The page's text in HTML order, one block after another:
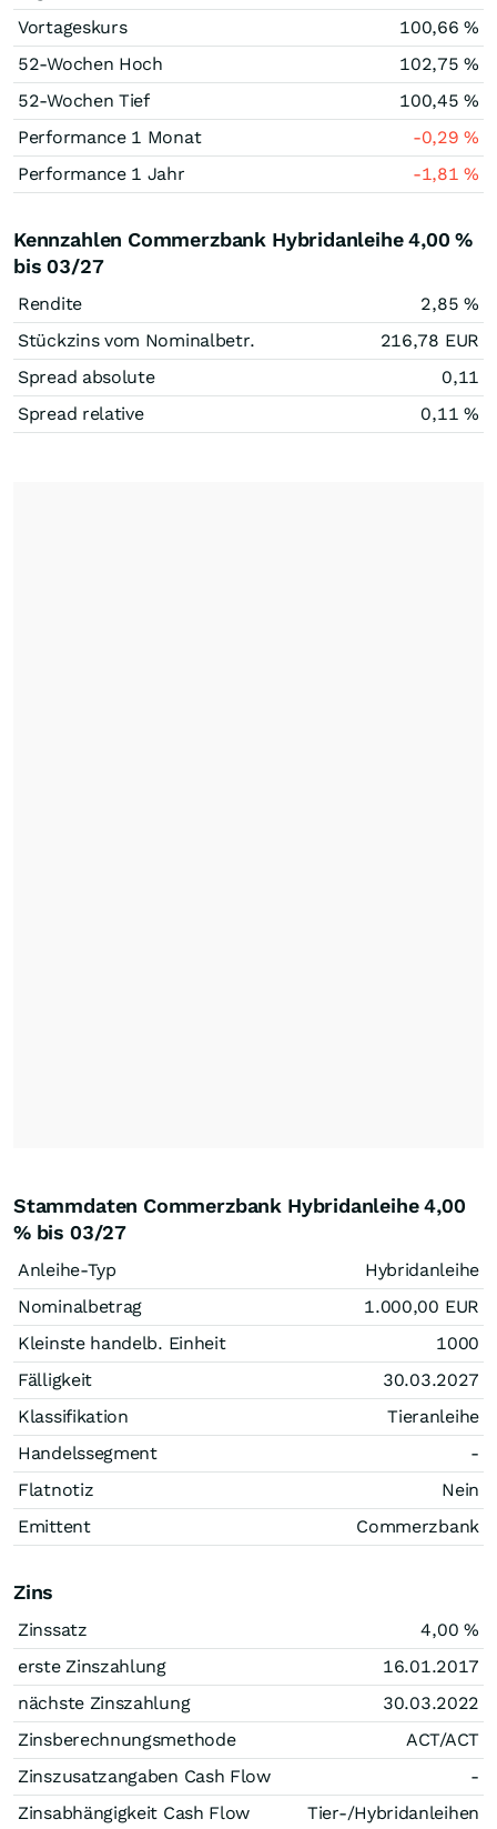
Vortageskurs
100,66%
52-Wochen Hoch
102,75%
52-Wochen Tief
100,45%
Performance 1 Monat
-0,29%
Performance 1 Jahr
-1,81%
Kennzahlen Commerzbank Hybridanleihe 4,00 %
bis 03/27
Rendite 2,85 %
Stückzins vom Nominalbetr.
216,78 EUR
Spread absolute
0,11
Spread relative
0,11 %
Stammdaten Commerzbank Hybridanleihe 4,00
% bis 03/27
Anleihe-Typ
Hybridanleihe
Nominalbetrag
1.000,00 EUR
Kleinste handelb. Einheit
1000
Fälligkeit
30.03.2027
Klassifikation
Tieranleihe
Handelssegment
-
Flatnotiz
Nein
Emittent
Commerzbank
Zins
Zinssatz 4,00 %
erste Zinszahlung
16.01.2017
nächste Zinszahlung
30.03.2022
Zinsberechnungsmethode
ACT/ACT
Zinszusatzangaben Cash Flow
-
Zinsabhängigkeit Cash Flow
Tier-/Hybridanleihen